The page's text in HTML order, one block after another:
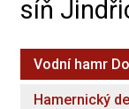
síň
Vodní hamr
Hamernický